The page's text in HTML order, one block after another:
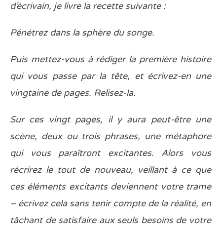
d’écrivain, je livre la recette suivante :
Pénétrez dans la sphère du songe.
Puis mettez-vous à rédiger la première histoire
qui vous passe par la tête, et écrivez-en une
vingtaine de pages. Relisez-la.
Sur ces vingt pages, il y aura peut-être une
scène, deux ou trois phrases, une métaphore
qui vous paraîtront excitantes. Alors vous
récrirez le tout de nouveau, veillant à ce que
ces éléments excitants deviennent votre trame
– écrivez cela sans tenir compte de la réalité, en
tâchant de satisfaire aux seuls besoins de votre